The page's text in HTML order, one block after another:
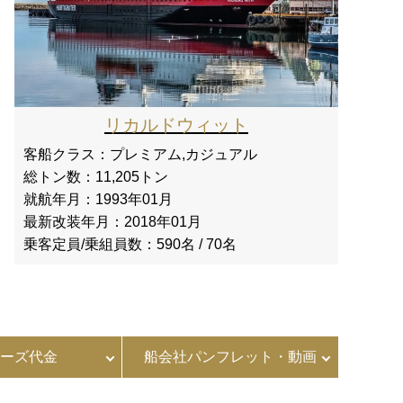
リカルドウィット
客船クラス： プレミアム,カジュアル
総トン数： 11,205トン
就航年月： 1993年01月
最新改装年月： 2018年01月
乗客定員/乗組員数： 590名 / 70名
ズ代金 船会社パンフレット・動画